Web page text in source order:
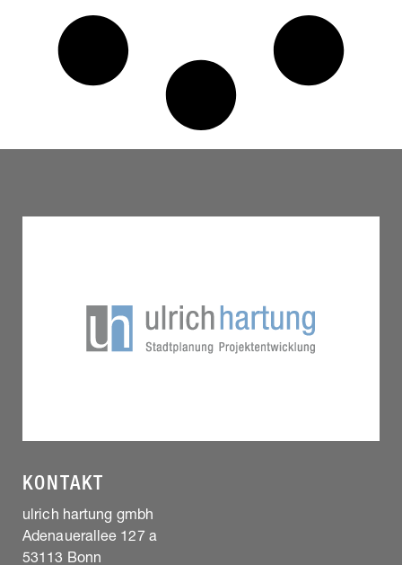
KONTAKT
ulrich hartung gmbh
Adenauerallee 127 a
53113 Bonn